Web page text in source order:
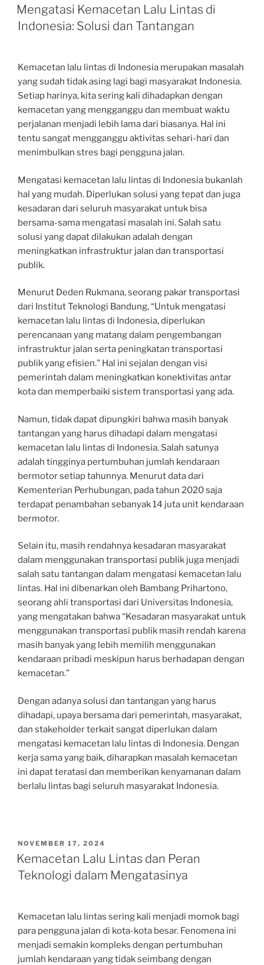
ON
Mengatasi Kemacetan Lalu Lintas di
Indonesia: Solusi dan Tantangan
Kemacetan lalu lintas di Indonesia merupakan masalah
yang sudah tidak asing lagi bagi masyarakat Indonesia.
Setiap harinya, kita sering kali dihadapkan dengan
kemacetan yang mengganggu dan membuat waktu
perjalanan menjadi lebih lama dari biasanya. Hal ini
tentu sangat mengganggu aktivitas sehari-hari dan
menimbulkan stres bagi pengguna jalan.
Mengatasi kemacetan lalu lintas di Indonesia bukanlah
hal yang mudah. Diperlukan solusi yang tepat dan juga
kesadaran dari seluruh masyarakat untuk bisa
bersama-sama mengatasi masalah ini. Salah satu
solusi yang dapat dilakukan adalah dengan
meningkatkan infrastruktur jalan dan transportasi
publik.
Menurut Deden Rukmana, seorang pakar transportasi
dari Institut Teknologi Bandung, “Untuk mengatasi
kemacetan lalu lintas di Indonesia, diperlukan
perencanaan yang matang dalam pengembangan
infrastruktur jalan serta peningkatan transportasi
publik yang efisien.” Hal ini sejalan dengan visi
pemerintah dalam meningkatkan konektivitas antar
kota dan memperbaiki sistem transportasi yang ada.
Namun, tidak dapat dipungkiri bahwa masih banyak
tantangan yang harus dihadapi dalam mengatasi
kemacetan lalu lintas di Indonesia. Salah satunya
adalah tingginya pertumbuhan jumlah kendaraan
bermotor setiap tahunnya. Menurut data dari
Kementerian Perhubungan, pada tahun 2020 saja
terdapat penambahan sebanyak 14 juta unit kendaraan
bermotor.
Selain itu, masih rendahnya kesadaran masyarakat
dalam menggunakan transportasi publik juga menjadi
salah satu tantangan dalam mengatasi kemacetan lalu
lintas. Hal ini dibenarkan oleh Bambang Prihartono,
seorang ahli transportasi dari Universitas Indonesia,
yang mengatakan bahwa “Kesadaran masyarakat untuk
menggunakan transportasi publik masih rendah karena
masih banyak yang lebih memilih menggunakan
kendaraan pribadi meskipun harus berhadapan dengan
kemacetan.”
Dengan adanya solusi dan tantangan yang harus
dihadapi, upaya bersama dari pemerintah, masyarakat,
dan stakeholder terkait sangat diperlukan dalam
mengatasi kemacetan lalu lintas di Indonesia. Dengan
kerja sama yang baik, diharapkan masalah kemacetan
ini dapat teratasi dan memberikan kenyamanan dalam
berlalu lintas bagi seluruh masyarakat Indonesia.
POSTED
ON
NOVEMBER 17, 2024
Kemacetan Lalu Lintas dan Peran
Teknologi dalam Mengatasinya
Kemacetan lalu lintas sering kali menjadi momok bagi
para pengguna jalan di kota-kota besar. Fenomena ini
menjadi semakin kompleks dengan pertumbuhan
jumlah kendaraan yang tidak seimbang dengan